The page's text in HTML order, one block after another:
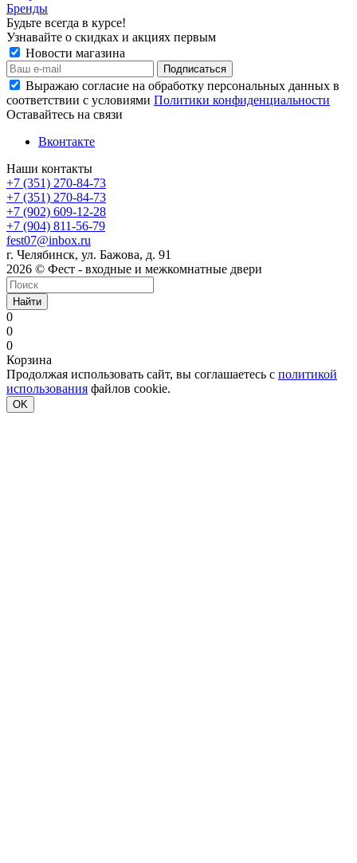
Бренды
Будьте всегда в курсе!
Узнавайте о скидках и акциях первым
Новости магазина
Выражаю согласие на обработку персональных данных в
соответствии с условиями Политики конфиденциальности
Оставайтесь на связи
Вконтакте
Наши контакты
+7 (351) 270-84-73
+7 (351) 270-84-73
+7 (902) 609-12-28
+7 (904) 811-56-79
fest07@inbox.ru
г. Челябинск, ул. Бажова, д. 91
2026 © Фест - входные и межкомнатные двери
Найти
0
0
0
Корзина
Продолжая использовать сайт, вы соглашаетесь с политикой
использования файлов cookie.
OK